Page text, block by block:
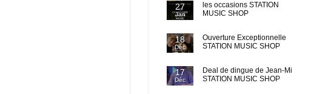
27
Jan
les occasions STATION
MUSIC SHOP
18
Déc
Ouverture Exceptionnelle
STATION MUSIC SHOP
17
Déc
Deal de dingue de Jean-Mi
STATION MUSIC SHOP